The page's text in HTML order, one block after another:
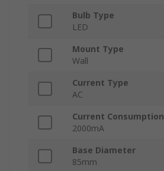
Bulb Type
LED
Mount Type
Wall
Current Type
AC
Current Consumption
2000mA
Base Diameter
85mm